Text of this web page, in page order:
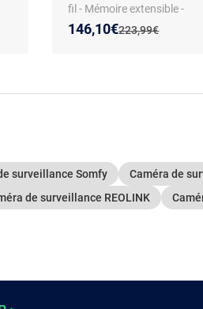
fil - Mémoire extensible -
Compatibilité eufy Security
Ancien prix :
223,99€
Nouveau prix :
146,10€
Réduction de :
surveillance Somfy
Caméra de
de surveillance REOLINK